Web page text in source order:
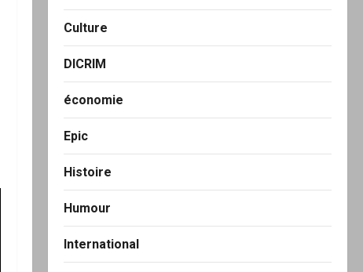
Culture
DICRIM
économie
Epic
Histoire
Humour
International